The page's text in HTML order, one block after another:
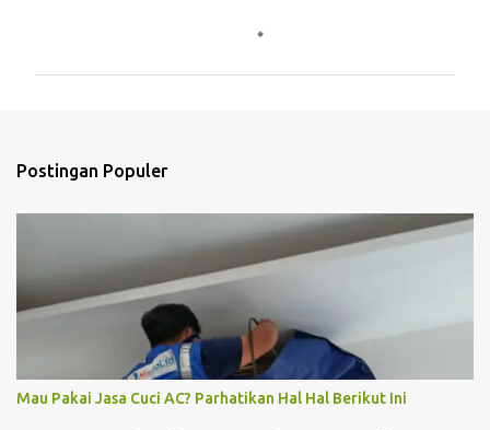
r
Postingan Populer
Mau Pakai Jasa Cuci AC? Parhatikan Hal Hal Berikut Ini